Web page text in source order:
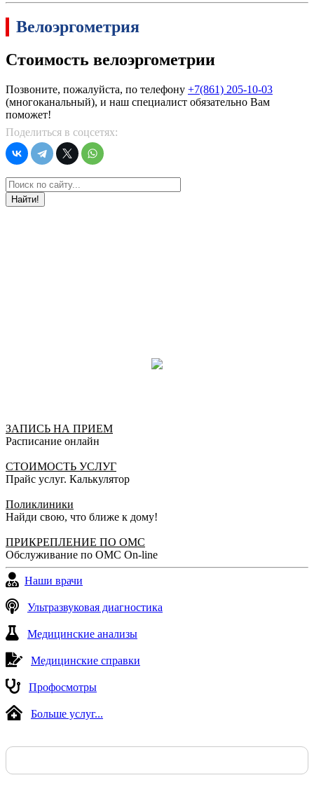
Велоэргометрия
Стоимость велоэргометрии
Позвоните, пожалуйста, по телефону +7(861) 205-10-03
(многоканальный), и наш специалист обязательно Вам
поможет!
Поделиться в соцсетях:
Найти!
ЗАПИСЬ НА ПРИЕМ
Расписание онлайн
СТОИМОСТЬ УСЛУГ
Прайс услуг. Калькулятор
Поликлиники
Найди свою, что ближе к дому!
ПРИКРЕПЛЕНИЕ ПО ОМС
Обслуживание по ОМС On-line
Наши врачи
Ультразвуковая диагностика
Медицинские анализы
Медицинские справки
Профосмотры
Больше услуг...